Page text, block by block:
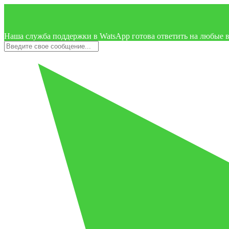
Наша служба поддержки в WatsApp готова ответить на любые